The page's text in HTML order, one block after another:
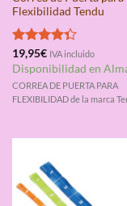
Flexibilidad Tendu
Valorado
con4.33
de 5
19,95€ IVA incluido
Disponibilidad en
CORREA DE PUERTA PARA
FLEXIBILIDAD de la marca